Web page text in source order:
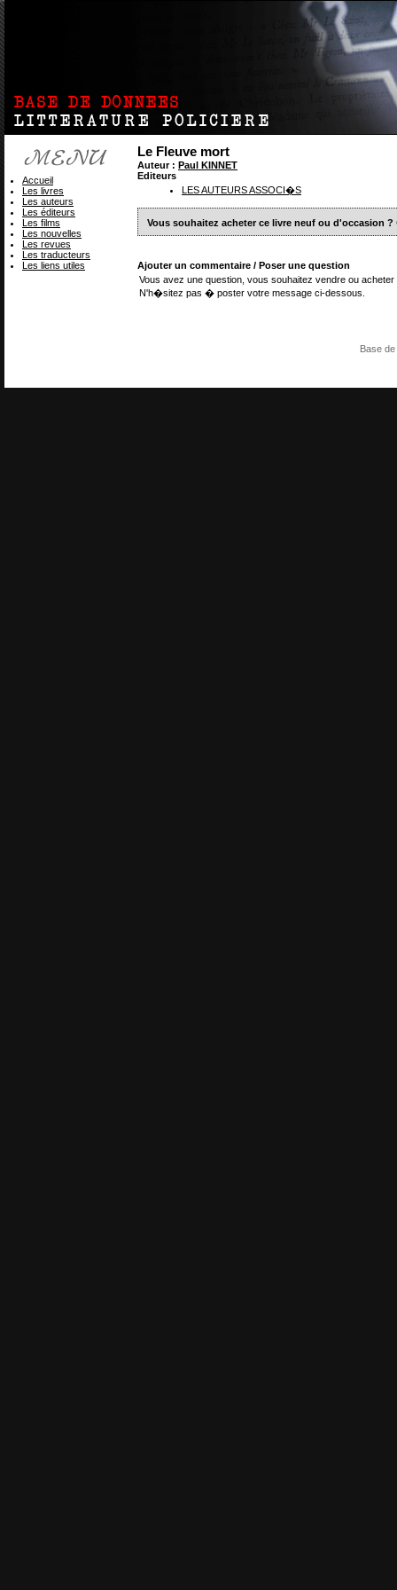
Le Fleuve mort
Auteur : Paul KINNET
Editeurs
LES AUTEURS ASSOCI�S
Vous souhaitez acheter ce livre neuf ou d'occasion ?
Ajouter un commentaire / Poser une question
Vous avez une question, vous souhaitez vendre ou
N'h�sitez pas � poster votre message ci-dessous.
Accueil
Les livres
Les auteurs
Les éditeurs
Les films
Les nouvelles
Les revues
Les traducteurs
Les liens utiles
Base